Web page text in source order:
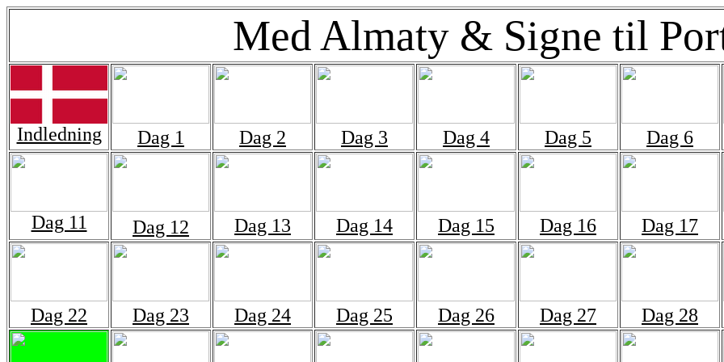
Med Almaty & Signe til
Indledning Dag 1 Dag 2 Dag 3 Dag 4 Dag 5 Dag 6
Dag 11 Dag 12 Dag 13 Dag 14 Dag 15 Dag 16 Dag 17
Dag 22 Dag 23 Dag 24 Dag 25 Dag 26 Dag 27 Dag 28